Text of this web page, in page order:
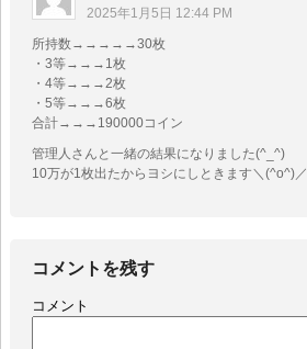
2025年1月5日 12:44 PM
所持数→→→→→30枚
・3等→→→1枚
・4等→→→2枚
・5等→→→6枚
合計→→→190000コイン
管理人さんと一緒の結果になりました(^_^)
10万が1枚出たからヨシにしときます＼(^o^)／
コメントを残す
コメント